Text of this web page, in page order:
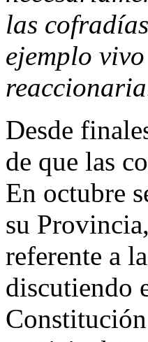
las
ejemplo
Desde
de que las
En octubre
su
referente a
discutiendo